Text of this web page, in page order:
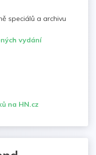
speciálů a archivu
vydání
na HN.cz